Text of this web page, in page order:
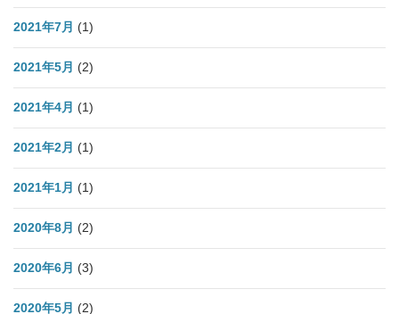
2021年7月 (1)
2021年5月 (2)
2021年4月 (1)
2021年2月 (1)
2021年1月 (1)
2020年8月 (2)
2020年6月 (3)
2020年5月 (2)